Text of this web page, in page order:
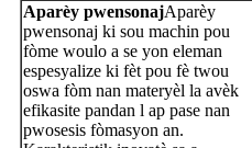
Aparèy pwensonajAparèy
pwensonaj ki sou machin pou
fòme woulo a se yon eleman
espesyalize ki fèt pou fè twou
oswa fòm nan materyèl la avèk
efikasite pandan l ap pase nan
pwosesis fòmasyon an.